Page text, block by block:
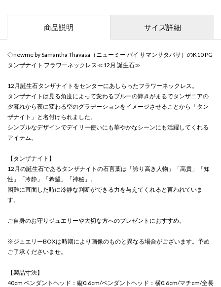
商品説明 サイズ詳細
◇newme by Samantha Thavasa（ニューミー バイ サマンサタバサ）のK10 PG
タンザナイト フラワーネックレス≪12月 誕生石≫
12月誕生石タンザナイトをセンターにあしらったフラワーネックレス。
タンザナイトは見る角度によって変わるブルーの輝きがまるでタンザニアの
夕暮れから夜に変わる空のグラデーションをイメージさせることから「タン
ザナイト」と名付けられました。
シンプルなデザインでデイリー使いにも華やかなシーンにも活躍してくれる
アイテム。
【タンザナイト】
12月の誕生石であるタンザナイトの石言葉は「誇り高き人物」「高貴」「知
性」「冷静」「希望」「神秘」。
困難に直面した時に冷静な判断ができる力を与えてくれると言われていま
す。
ご自身のお守りジュエリーや大切な方へのプレゼントにおすすめ。
※ジュエリーBOXは時期により画像のものと異なる場合がございます。予め
ご了承くださいませ。
【製品寸法】
40cm ペンダントヘッド：縦0.6cm/ペンダントヘッド：横0.6cm/マチcm/全長